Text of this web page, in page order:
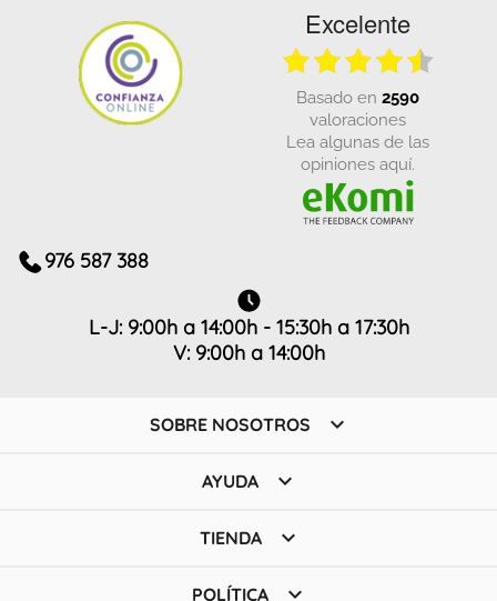
Excelente
basado en 2590
valoraciones
Lea algunas de las
opiniones aquí.
976 587 388
L-J: 9:00h a 14:00h - 15:30h a 17:30h
V: 9:00h a 14:00h
SOBRE NOSOTROS 
AYUDA 
TIENDA 
POLÍTICA 